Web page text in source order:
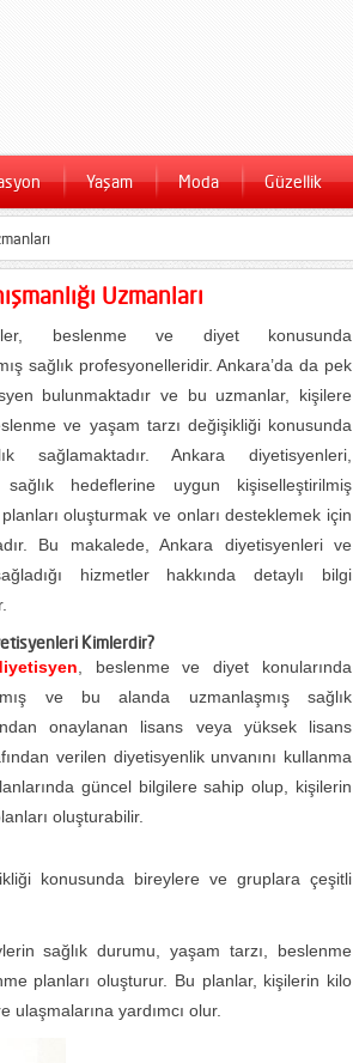
Yaşam Moda Güzellik
Uzmanları
beslenme ve diyet konusunda
sağlık profesyonelleridir. Ankara’da da pek
bulunmaktadır ve bu uzmanlar, kişilere
ve yaşam tarzı değişikliği konusunda
sağlamaktadır. Ankara diyetisyenleri,
sağlık hedeflerine uygun kişiselleştirilmiş
oluşturmak ve onları desteklemek için
Bu makalede, Ankara diyetisyenleri ve
hizmetler hakkında detaylı bilgi
Kimlerdir?
, beslenme ve diyet konularında
ve bu alanda uzmanlaşmış sağlık
onaylanan lisans veya yüksek lisans
verilen diyetisyenlik unvanını kullanma
güncel bilgilere sahip olup, kişilerin
oluşturabilir.
konusunda bireylere ve gruplara çeşitli
sağlık durumu, yaşam tarzı, beslenme
planları oluşturur. Bu planlar, kişilerin kilo
yardımcı olur.